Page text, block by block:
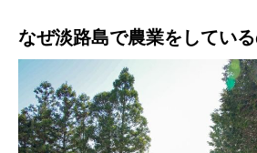
なぜ淡路島で農業をしてい